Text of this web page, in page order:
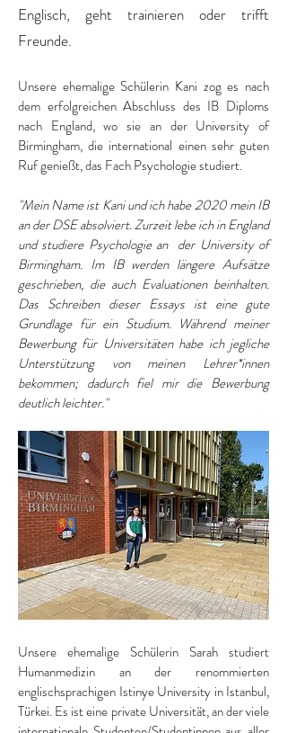
Englisch, geht trainieren oder trifft
Freunde.
Unsere ehemalige Schülerin Kani zog es nach
dem erfolgreichen Abschluss des IB Diploms
nach England, wo sie an der University of
Birmingham, die international einen sehr guten
Ruf genießt, das Fach Psychologie studiert.
"Mein Name ist Kani und ich habe 2020 mein IB
an der DSE absolviert. Zurzeit lebe ich in England
und studiere Psychologie an der University of
Birmingham. Im IB werden längere Aufsätze
geschrieben, die auch Evaluationen beinhalten.
Das Schreiben dieser Essays ist eine gute
Grundlage für ein Studium. Während meiner
Bewerbung für Universitäten habe ich jegliche
Unterstützung von meinen Lehrer*innen
bekommen; dadurch fiel mir die Bewerbung
deutlich leichter."
Unsere ehemalige Schülerin Sarah studiert
Humanmedizin an der renommierten
englischsprachigen Istinye University in Istanbul,
Türkei. Es ist eine private Universität, an der viele